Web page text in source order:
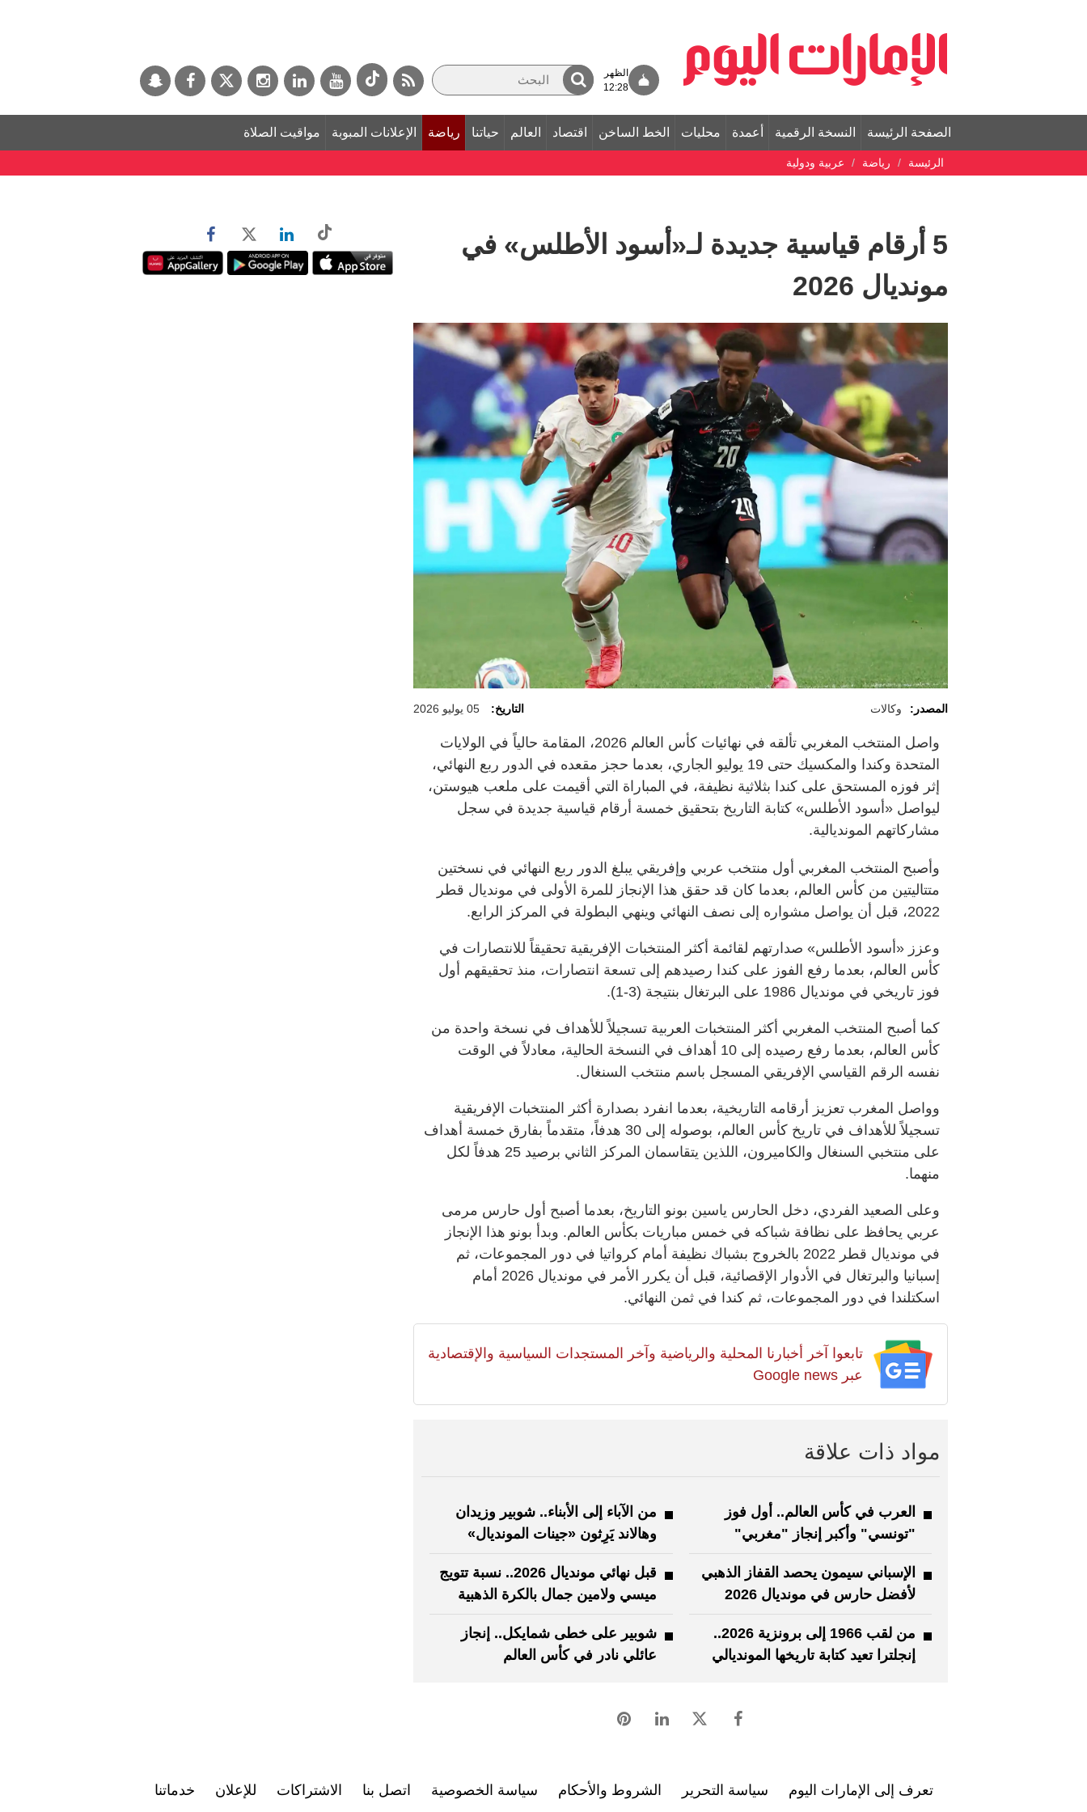
الظهر
12:28
الصفحة الرئيسة النسخة الرقمية أعمدة محليات الخط الساخن اقتصاد العالم حياتنا رياضة الإعلانات المبوبة مواقيت الصلاة
الرئيسة رياضة عربية ودولية
5 أرقام قياسية جديدة لـ«أسود الأطلس» في
مونديال 2026
المصدر: وكالات التاريخ: 05 يوليو 2026
واصل المنتخب المغربي تألقه في نهائيات كأس العالم 2026، المقامة حالياً في الولايات
المتحدة وكندا والمكسيك حتى 19 يوليو الجاري، بعدما حجز مقعده في الدور ربع النهائي،
إثر فوزه المستحق على كندا بثلاثية نظيفة، في المباراة التي أقيمت على ملعب هيوستن،
ليواصل «أسود الأطلس» كتابة التاريخ بتحقيق خمسة أرقام قياسية جديدة في سجل
مشاركاتهم المونديالية.
وأصبح المنتخب المغربي أول منتخب عربي وإفريقي يبلغ الدور ربع النهائي في نسختين
متتاليتين من كأس العالم، بعدما كان قد حقق هذا الإنجاز للمرة الأولى في مونديال قطر
2022، قبل أن يواصل مشواره إلى نصف النهائي وينهي البطولة في المركز الرابع.
وعزز «أسود الأطلس» صدارتهم لقائمة أكثر المنتخبات الإفريقية تحقيقاً للانتصارات في
كأس العالم، بعدما رفع الفوز على كندا رصيدهم إلى تسعة انتصارات، منذ تحقيقهم أول
فوز تاريخي في مونديال 1986 على البرتغال بنتيجة (3-1).
كما أصبح المنتخب المغربي أكثر المنتخبات العربية تسجيلاً للأهداف في نسخة واحدة من
كأس العالم، بعدما رفع رصيده إلى 10 أهداف في النسخة الحالية، معادلاً في الوقت
نفسه الرقم القياسي الإفريقي المسجل باسم منتخب السنغال.
وواصل المغرب تعزيز أرقامه التاريخية، بعدما انفرد بصدارة أكثر المنتخبات الإفريقية
تسجيلاً للأهداف في تاريخ كأس العالم، بوصوله إلى 30 هدفاً، متقدماً بفارق خمسة أهداف
على منتخبي السنغال والكاميرون، اللذين يتقاسمان المركز الثاني برصيد 25 هدفاً لكل
منهما.
وعلى الصعيد الفردي، دخل الحارس ياسين بونو التاريخ، بعدما أصبح أول حارس مرمى
عربي يحافظ على نظافة شباكه في خمس مباريات بكأس العالم. وبدأ بونو هذا الإنجاز
في مونديال قطر 2022 بالخروج بشباك نظيفة أمام كرواتيا في دور المجموعات، ثم
إسبانيا والبرتغال في الأدوار الإقصائية، قبل أن يكرر الأمر في مونديال 2026 أمام
اسكتلندا في دور المجموعات، ثم كندا في ثمن النهائي.
تابعوا آخر أخبارنا المحلية والرياضية وآخر المستجدات السياسية والإقتصادية
عبر Google news
مواد ذات علاقة
العرب في كأس العالم.. أول فوز
"تونسي" وأكبر إنجاز "مغربي"
من الآباء إلى الأبناء.. شوبير وزيدان
وهالاند يَرِثون «جينات المونديال»
الإسباني سيمون يحصد القفاز الذهبي
لأفضل حارس في مونديال 2026
قبل نهائي مونديال 2026.. نسبة تتويج
ميسي ولامين جمال بالكرة الذهبية
من لقب 1966 إلى برونزية 2026..
إنجلترا تعيد كتابة تاريخها المونديالي
شوبير على خطى شمايكل.. إنجاز
عائلي نادر في كأس العالم
تعرف إلى الإمارات اليوم سياسة التحرير الشروط والأحكام سياسة الخصوصية اتصل بنا الاشتراكات للإعلان خدماتنا